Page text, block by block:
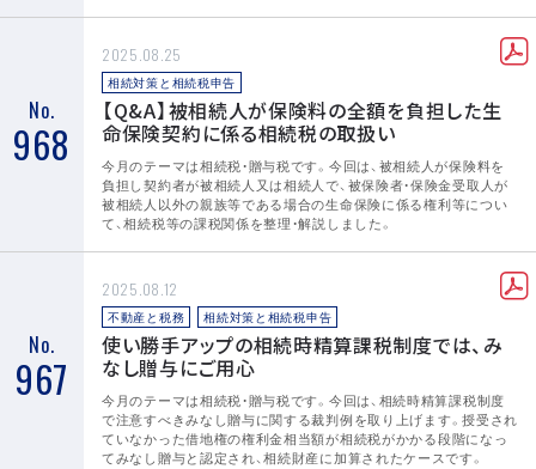
No.
968
2025.08.25
相続対策と相続税申告
【Q&A】被相続人が保険料の全額を負担した生
命保険契約に係る相続税の取扱い
今月のテーマは相続税・贈与税です。今回は、被相続人が保険料を
負担し契約者が被相続人又は相続人で、被保険者・保険金受取人が
被相続人以外の親族等である場合の生命保険に係る権利等につい
て、相続税等の課税関係を整理・解説しました。
No.
967
2025.08.12
不動産と税務 相続対策と相続税申告
使い勝手アップの相続時精算課税制度では、み
なし贈与にご用心
今月のテーマは相続税・贈与税です。今回は、相続時精算課税制度
で注意すべきみなし贈与に関する裁判例を取り上げます。授受され
ていなかった借地権の権利金相当額が相続税がかかる段階になっ
てみなし贈与と認定され、相続財産に加算されたケースです。